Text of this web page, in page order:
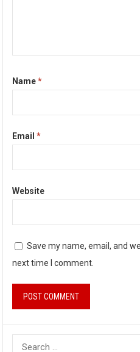
Name*
Email*
Website
Save my name, email, and
next time I comment.
Search